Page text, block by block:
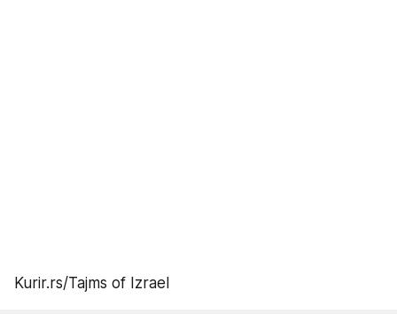
Kurir.rs/Tajms of Izrael